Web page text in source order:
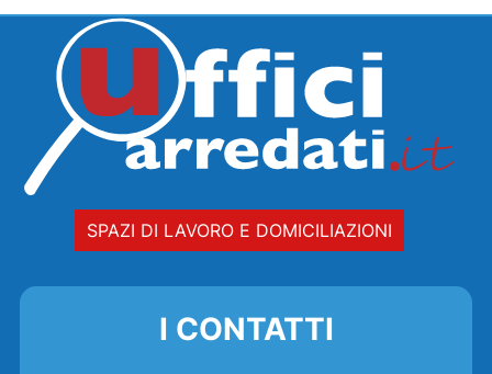
SPAZI DI LAVORO E DOMICILIAZIONI
I CONTATTI